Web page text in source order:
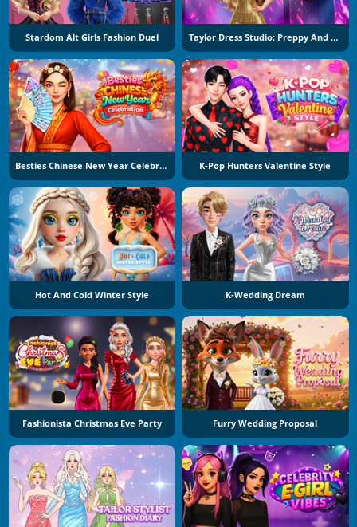
Stardom Alt Girls Fashion Duel Taylor Dress Studio: Preppy And Wild West Glam
Besties Chinese New Year Celebration K-Pop Hunters Valentine Style
Hot And Cold Winter Style K-Wedding Dream
Fashionista Christmas Eve Party Furry Wedding Proposal